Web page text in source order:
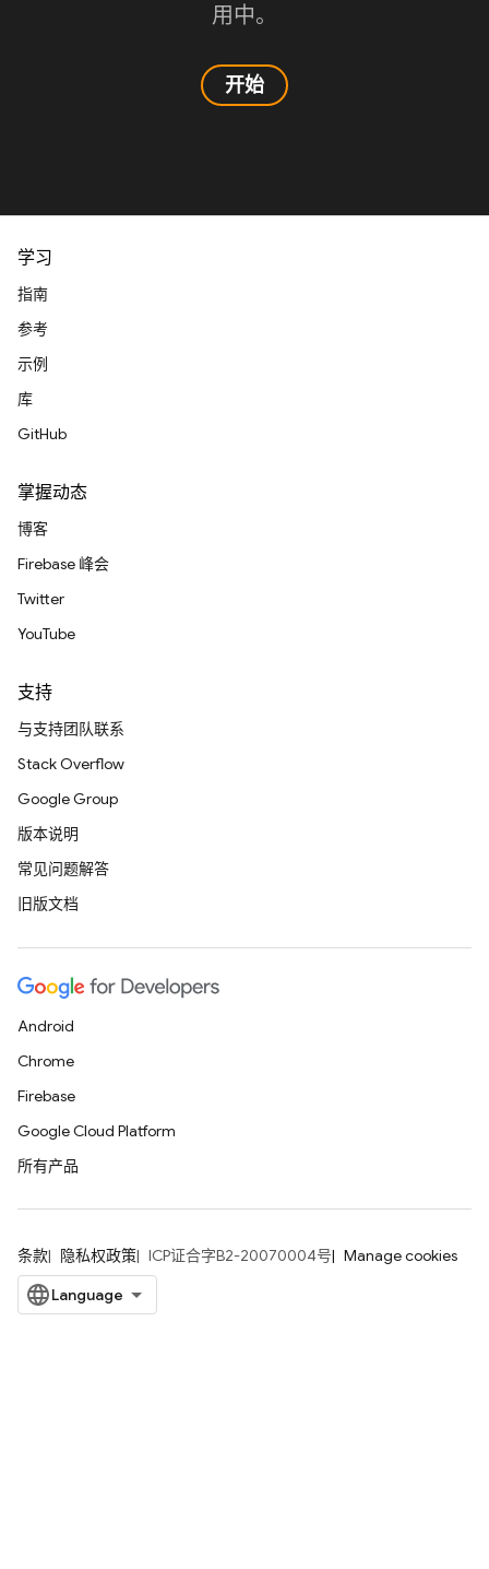
用中。
开始
学习
指南
参考
示例
库
GitHub
掌握动态
博客
Firebase 峰会
Twitter
YouTube
支持
与支持团队联系
Stack Overflow
Google Group
版本说明
常见问题解答
旧版文档
Android
Chrome
Firebase
Google Cloud Platform
所有产品
条款 隐私权政策 ICP证合字B2-20070004号 Manage cookies